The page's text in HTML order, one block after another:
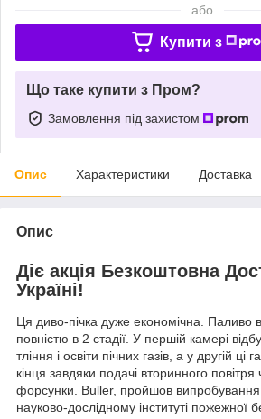
або
Купити з
Що таке купити з Пром?
Замовлення під захистом
Опис Характеристики Доставка
Опис
Діє акція Безкоштовна
Україні!
Ця диво-пічка дуже економічна. Паливо
повністю в 2 стадії. У першій камері
тління і освіти пічних газів, а у другій
кінця завдяки подачі вторинного повітря
форсунки. Buller, пройшов випробування
науково-дослідному інституті пожежної